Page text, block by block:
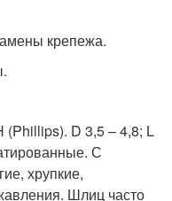
крепежа.
(Phillips). D 3,5 – 4,8; L
С
хрупкие,
Шлиц часто